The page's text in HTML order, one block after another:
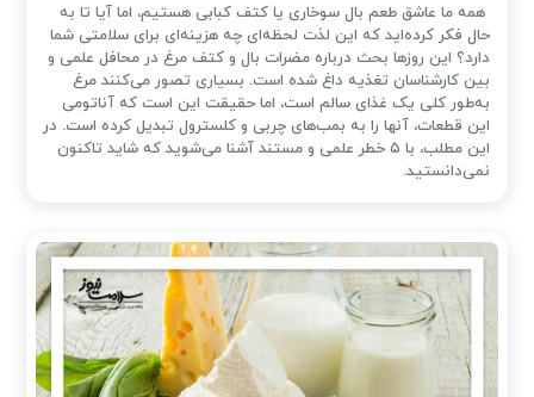
همه ما عاشق طعم بال سوخاری یا کتف کبابی هستیم، اما آیا تا به
حال فکر کرده‌اید که این لذت لحظه‌ای چه هزینه‌ای برای سلامتی شما
دارد؟ این روزها بحث درباره مضرات بال و کتف مرغ در محافل علمی و
بین کارشناسان تغذیه داغ شده است. بسیاری تصور می‌کنند مرغ
به‌طور کلی یک غذای سالم است، اما حقیقت این است که آناتومی
این قطعات، آنها را به بمب‌های چربی و کلسترول تبدیل کرده است. در
این مطلب، با ۵ خطر علمی و مستند آشنا می‌شوید که شاید تاکنون
نمی‌دانستید.